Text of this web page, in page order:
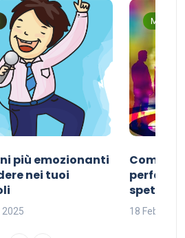
più emozionanti
nei tuoi
2025
Musica
Come
perfetta
18 Febbraio